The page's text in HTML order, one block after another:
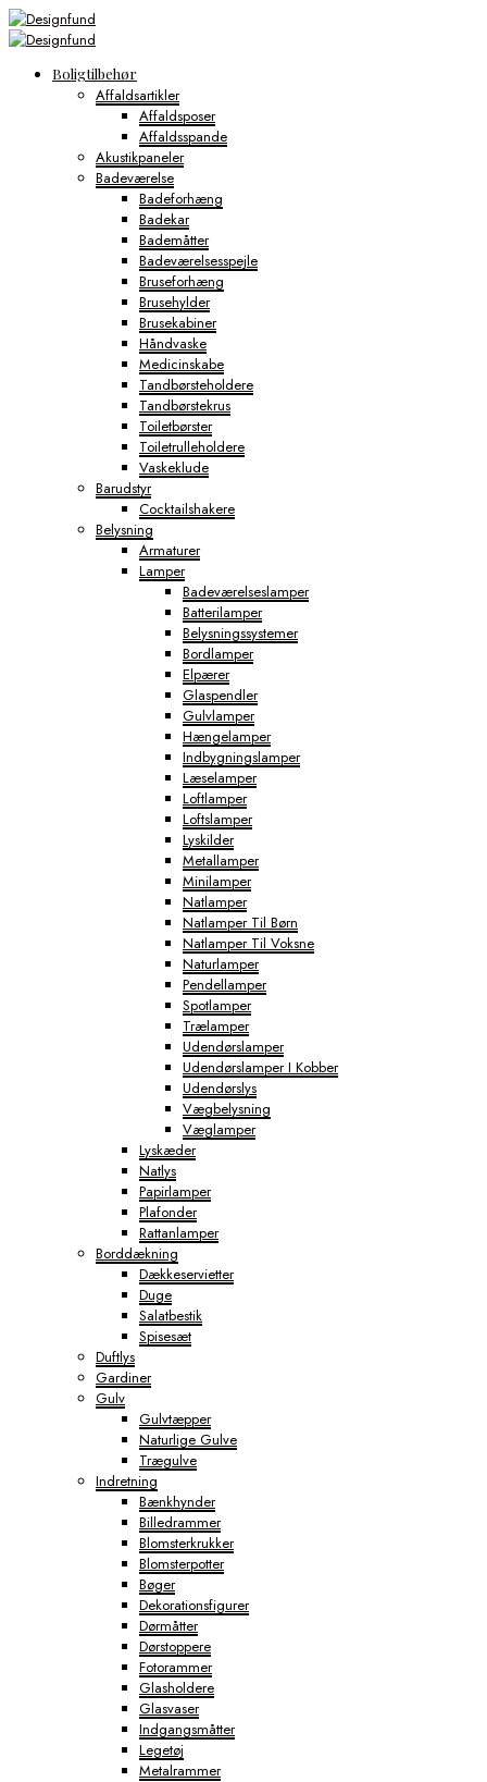
Boligtilbehør
Affaldsartikler
Affaldsposer
Affaldsspande
Akustikpaneler
Badeværelse
Badeforhæng
Badekar
Bademåtter
Badeværelsesspejle
Bruseforhæng
Brusehylder
Brusekabiner
Håndvaske
Medicinskabe
Tandbørsteholdere
Tandbørstekrus
Toiletbørster
Toiletrulleholdere
Vaskeklude
Barudstyr
Cocktailshakere
Belysning
Armaturer
Lamper
Badeværelseslamper
Batterilamper
Belysningssystemer
Bordlamper
Elpærer
Glaspendler
Gulvlamper
Hængelamper
Indbygningslamper
Læselamper
Loftlamper
Loftslamper
Lyskilder
Metallamper
Minilamper
Natlamper
Natlamper Til Børn
Natlamper Til Voksne
Naturlamper
Pendellamper
Spotlamper
Trælamper
Udendørslamper
Udendørslamper I Kobber
Udendørslys
Vægbelysning
Væglamper
Lyskæder
Natlys
Papirlamper
Plafonder
Rattanlamper
Borddækning
Dækkeservietter
Duge
Salatbestik
Spisesæt
Duftlys
Gardiner
Gulv
Gulvtæpper
Naturlige Gulve
Trægulve
Indretning
Bænkhynder
Billedrammer
Blomsterkrukker
Blomsterpotter
Bøger
Dekorationsfigurer
Dørmåtter
Dørstoppere
Fotorammer
Glasholdere
Glasvaser
Indgangsmåtter
Legetøj
Metalrammer